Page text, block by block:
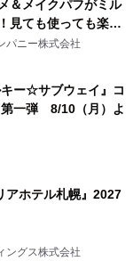
＆メイクパフがミル
見ても使っても楽し
ートなコレクショ
パニー株式会社
キー☆サブウェイ』コ
第一弾 8/10（月）よ
アホテル札幌』2027
ングス株式会社